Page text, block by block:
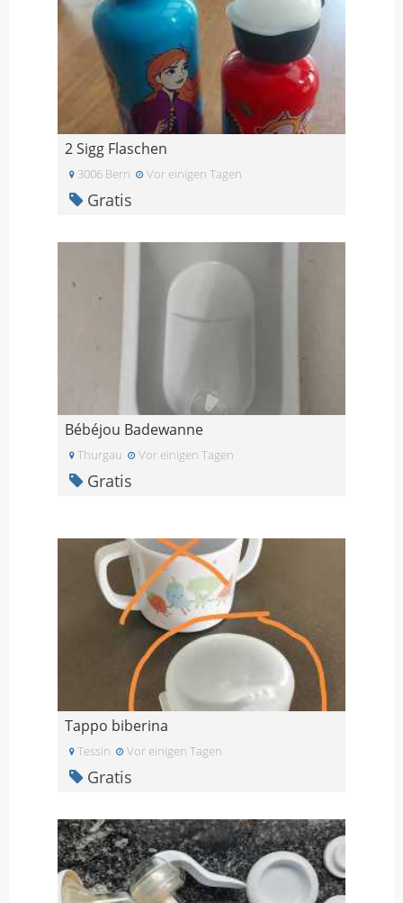
2 Sigg Flaschen
3006 Bern Vor einigen Tagen
Gratis
Bébéjou Badewanne
Thurgau Vor einigen Tagen
Gratis
Tappo biberina
Tessin Vor einigen Tagen
Gratis